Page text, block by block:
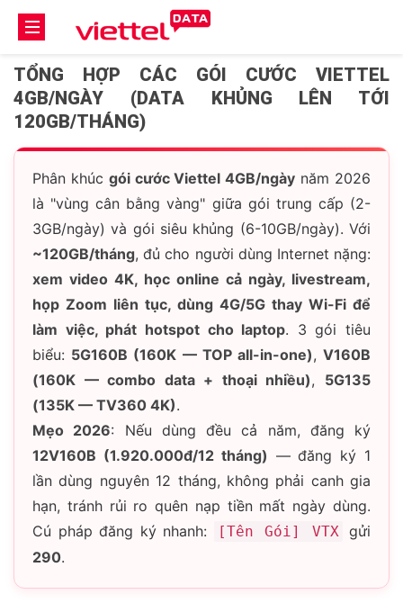
TỔNG HỢP CÁC GÓI CƯỚC VIETTEL
4GB/NGÀY (DATA KHỦNG LÊN TỚI
120GB/THÁNG)
Phân khúc gói cước Viettel 4GB/ngày năm 2026
là "vùng cân bằng vàng" giữa gói trung cấp (2-
3GB/ngày) và gói siêu khủng (6-10GB/ngày). Với
~120GB/tháng, đủ cho người dùng Internet nặng:
xem video 4K, học online cả ngày, livestream,
họp Zoom liên tục, dùng 4G/5G thay Wi-Fi để
làm việc, phát hotspot cho laptop. 3 gói tiêu
biểu: 5G160B (160K — TOP all-in-one),V160B
(160K — combo data + thoại nhiều), 5G135
(135K — TV360 4K).
Mẹo 2026: Nếu dùng đều cả năm, đăng ký
12V160B (1.920.000đ/12 tháng) — đăng ký 1
lần dùng nguyên 12 tháng, không phải canh gia
hạn, tránh rủi ro quên nạp tiền mất ngày dùng.
Cú pháp đăng ký nhanh:
[Tên Gói] VTX
gửi
290.